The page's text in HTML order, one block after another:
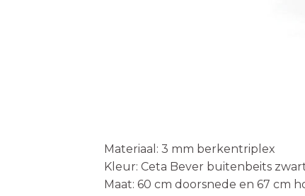
Materiaal: 3 mm berkentriplex
Kleur: Ceta Bever buitenbeits
Maat: 60 cm doorsnede en 67 cm